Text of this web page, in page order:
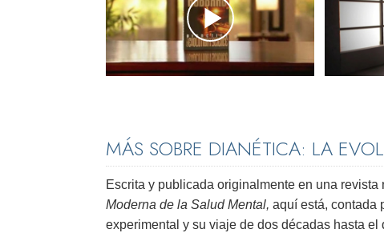
MÁS SOBRE DIANÉTICA: LA
Escrita y publicada originalmente en una
Moderna de la Salud Mental, aquí está, contada
experimental y su viaje de dos décadas hasta